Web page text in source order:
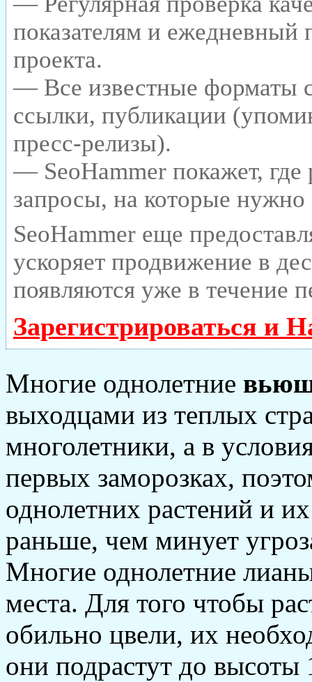
показателям и ежедневный
проекта.
— Все известные форматы
ссылки, публикации
пресс-релизы).
— SeoHammer покажет, где
запросы, на которые нужно
SeoHammer еще
ускоряет продвижение в
появляются уже в течение
Зарегистрироваться и
Многие однолетние
выходцами из теплых
многолетники, а в
первых заморозках,
однолетних растений и
раньше, чем минует
Многие однолетние
места. Для того чтобы
обильно цвели, их
они подрастут до высоты